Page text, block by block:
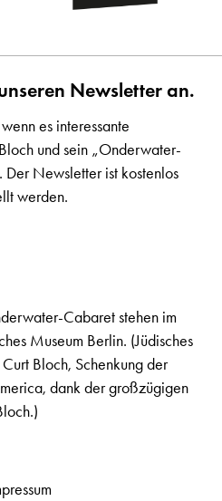
Newsletter an.
es interessante
und sein „Onderwater-
Newsletter ist kostenlos
werden.
Cabaret stehen im
Museum Berlin. (Jüdisches
Bloch, Schenkung der
dank der großzügigen